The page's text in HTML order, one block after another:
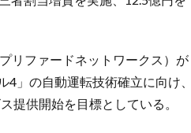
リファードネットワークス）が
」の自動運転技術確立に向け、
提供開始を目標としている。